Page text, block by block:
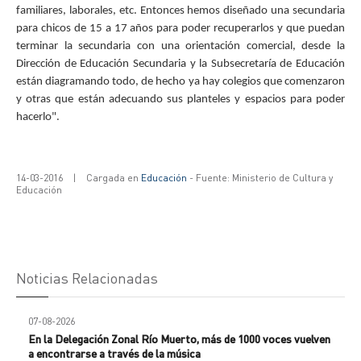
familiares, laborales, etc. Entonces hemos diseñado una secundaria
para chicos de 15 a 17 años para poder recuperarlos y que puedan
terminar la secundaria con una orientación comercial, desde la
Dirección de Educación Secundaria y la Subsecretaría de Educación
están diagramando todo, de hecho ya hay colegios que comenzaron
y otras que están adecuando sus planteles y espacios para poder
hacerlo".
14-03-2016 | Cargada en Educación - Fuente: Ministerio de Cultura y
Educación
Noticias Relacionadas
07-08-2026
En la Delegación Zonal Río Muerto, más de 1000 voces vuelven
a encontrarse a través de la música